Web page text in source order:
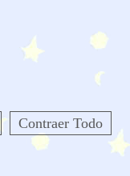
Contraer Todo